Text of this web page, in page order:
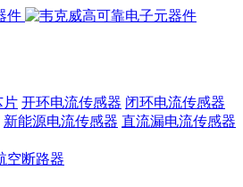
片 开环电流传感器 闭环电流传感器
新能源电流传感器 直流漏电流传感器
空断路器